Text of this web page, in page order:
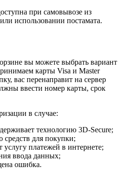
при самовывозе из
использовании постамата.
вы можете выбрать вариант
карты Visa и Master
вас перенаправит на сервер
ввести номер карты, срок
в случае:
технологию 3D-Secure;
средств для покупки;
услугу платежей в интернете;
ввода данных;
ошибка.